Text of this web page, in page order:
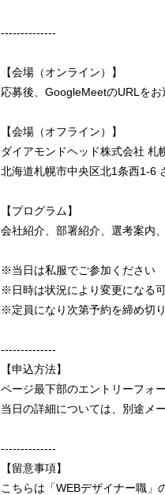
--------------
【会場（オンライン）】
応募後、GoogleMeetのURLをお
【会場（オフライン）】
ダイアモンドヘッド株式会社 札
北海道札幌市中央区北1条西1-6
【プログラム】
会社紹介、部署紹介、選考案内
※当日は私服でご参加ください
※日時は状況により変更になる
※定員になり次第予約を締め切
--------------
【申込方法】
ページ最下部のエントリーフォ
当日の詳細については、別途メ
--------------
【留意事項】
こちらは「WEBデザイナー職」